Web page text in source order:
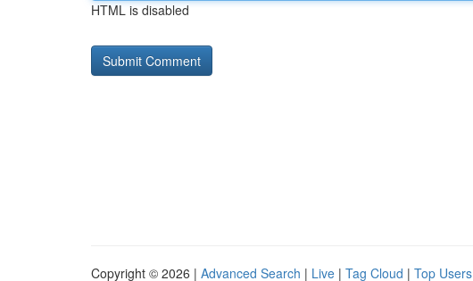
HTML is disabled
Copyright © 2026 | Advanced Search | Live | Tag Cloud | Top Users